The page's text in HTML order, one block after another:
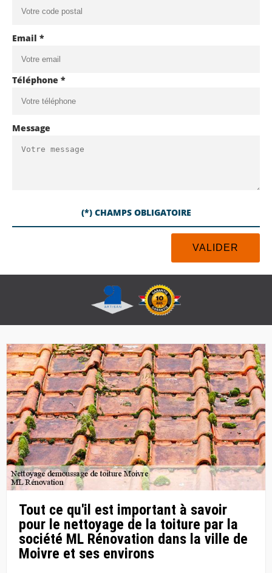
Email *
Téléphone *
Message
(*) CHAMPS OBLIGATOIRE
Tout ce qu'il est important à savoir
pour le nettoyage de la toiture par la
société ML Rénovation dans la ville de
Moivre et ses environs